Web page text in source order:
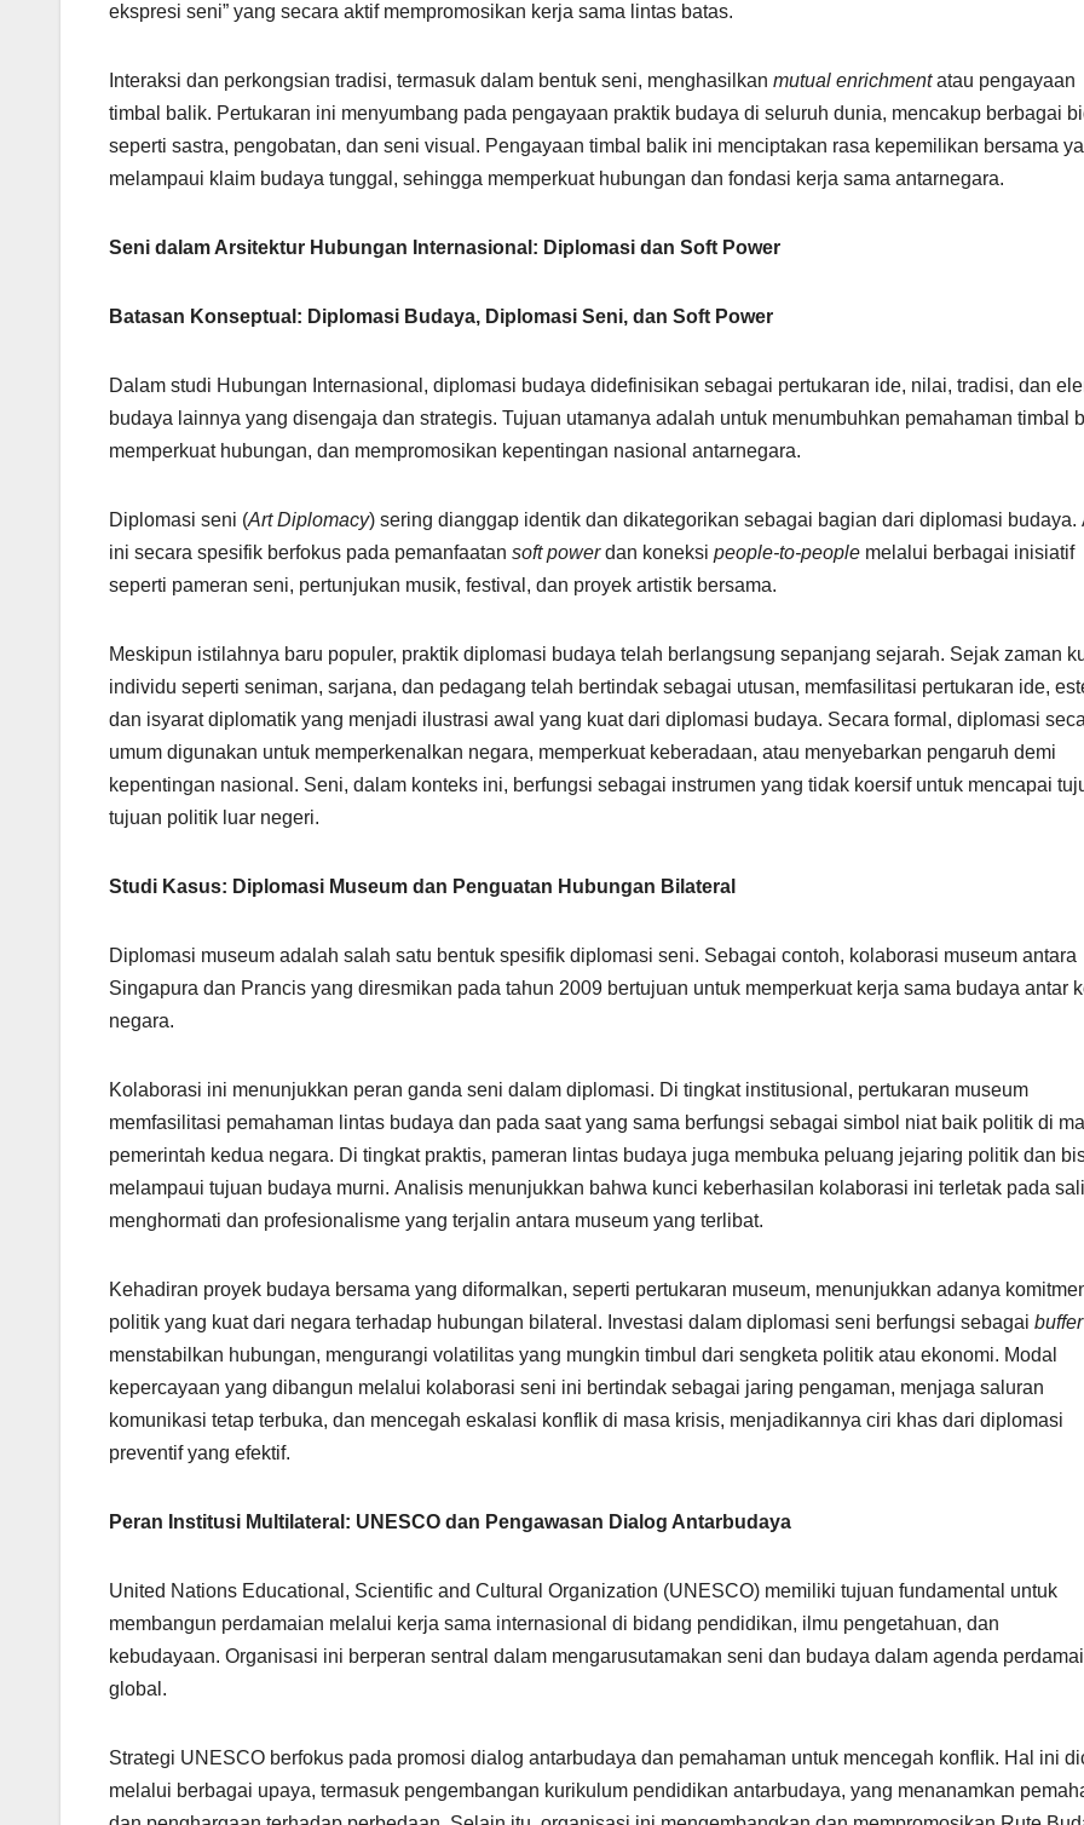
ekspresi seni” yang secara aktif mempromosikan kerja sama lintas batas.
Interaksi dan perkongsian tradisi, termasuk dalam bentuk seni, menghasilkan mutual enrichmentatau pengayaan
timbal balik. Pertukaran ini menyumbang pada pengayaan praktik budaya di seluruh dunia, mencakup berbagai
seperti sastra, pengobatan, dan seni visual. Pengayaan timbal balik ini menciptakan rasa kepemilikan bersama
melampaui klaim budaya tunggal, sehingga memperkuat hubungan dan fondasi kerja sama antarnegara.
Seni dalam Arsitektur Hubungan Internasional: Diplomasi dan Soft Power
Batasan Konseptual: Diplomasi Budaya, Diplomasi Seni, dan Soft Power
Dalam studi Hubungan Internasional, diplomasi budaya didefinisikan sebagai pertukaran ide, nilai, tradisi, dan
budaya lainnya yang disengaja dan strategis. Tujuan utamanya adalah untuk menumbuhkan pemahaman timbal
memperkuat hubungan, dan mempromosikan kepentingan nasional antarnegara.
Diplomasi seni (Art Diplomacy) sering dianggap identik dan dikategorikan sebagai bagian dari diplomasi budaya.
ini secara spesifik berfokus pada pemanfaatan soft powerdan koneksi people-to-people melalui berbagai inisiatif
seperti pameran seni, pertunjukan musik, festival, dan proyek artistik bersama.
Meskipun istilahnya baru populer, praktik diplomasi budaya telah berlangsung sepanjang sejarah. Sejak zaman
individu seperti seniman, sarjana, dan pedagang telah bertindak sebagai utusan, memfasilitasi pertukaran ide,
dan isyarat diplomatik yang menjadi ilustrasi awal yang kuat dari diplomasi budaya. Secara formal, diplomasi
umum digunakan untuk memperkenalkan negara, memperkuat keberadaan, atau menyebarkan pengaruh demi
kepentingan nasional. Seni, dalam konteks ini, berfungsi sebagai instrumen yang tidak koersif untuk mencapai
tujuan politik luar negeri.
Studi Kasus: Diplomasi Museum dan Penguatan Hubungan Bilateral
Diplomasi museum adalah salah satu bentuk spesifik diplomasi seni. Sebagai contoh, kolaborasi museum antara
Singapura dan Prancis yang diresmikan pada tahun 2009 bertujuan untuk memperkuat kerja sama budaya antar
negara.
Kolaborasi ini menunjukkan peran ganda seni dalam diplomasi. Di tingkat institusional, pertukaran museum
memfasilitasi pemahaman lintas budaya dan pada saat yang sama berfungsi sebagai simbol niat baik politik di
pemerintah kedua negara. Di tingkat praktis, pameran lintas budaya juga membuka peluang jejaring politik dan
melampaui tujuan budaya murni. Analisis menunjukkan bahwa kunci keberhasilan kolaborasi ini terletak pada
menghormati dan profesionalisme yang terjalin antara museum yang terlibat.
Kehadiran proyek budaya bersama yang diformalkan, seperti pertukaran museum, menunjukkan adanya
politik yang kuat dari negara terhadap hubungan bilateral. Investasi dalam diplomasi seni berfungsi sebagai buffer
menstabilkan hubungan, mengurangi volatilitas yang mungkin timbul dari sengketa politik atau ekonomi. Modal
kepercayaan yang dibangun melalui kolaborasi seni ini bertindak sebagai jaring pengaman, menjaga saluran
komunikasi tetap terbuka, dan mencegah eskalasi konflik di masa krisis, menjadikannya ciri khas dari diplomasi
preventif yang efektif.
Peran Institusi Multilateral: UNESCO dan Pengawasan Dialog Antarbudaya
United Nations Educational, Scientific and Cultural Organization (UNESCO) memiliki tujuan fundamental untuk
membangun perdamaian melalui kerja sama internasional di bidang pendidikan, ilmu pengetahuan, dan
kebudayaan. Organisasi ini berperan sentral dalam mengarusutamakan seni dan budaya dalam agenda
global.
Strategi UNESCO berfokus pada promosi dialog antarbudaya dan pemahaman untuk mencegah konflik. Hal ini
melalui berbagai upaya, termasuk pengembangan kurikulum pendidikan antarbudaya, yang menanamkan